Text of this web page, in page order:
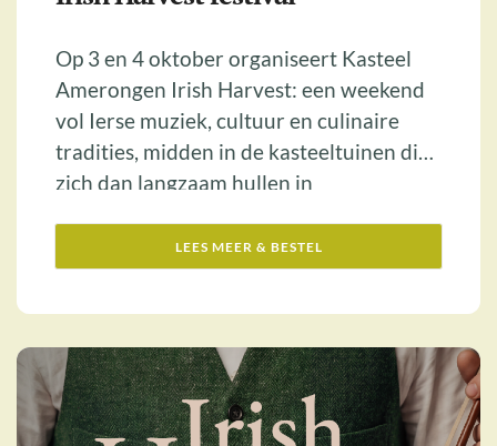
Op 3 en 4 oktober organiseert Kasteel
Amerongen Irish Harvest: een weekend
vol Ierse muziek, cultuur en culinaire
tradities, midden in de kasteeltuinen die
zich dan langzaam hullen in
LEES MEER & BESTEL